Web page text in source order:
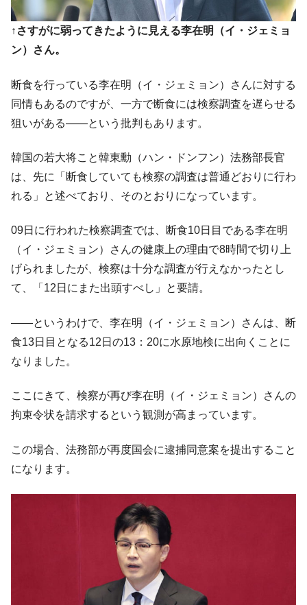
『Money1』
【韓国の外貨準備】2026年07月は4,279億ド
ル。外平債の発行「19.4億ドル」
『Money1』
『Money1』
韓国･李在明さっそく不動産対策で浅薄な発
言。
『Money1』
韓国は「中国と同じく」投資に不適格な国
『韓国銀行』が「金の保有量を増やしま
す」⇒「金を経由するドル入手」手段ではないのか？
『Money1』
韓国･外為取引量「1日当たり1,214.4億ド
『Money1』
韓国･帰ってきた李在明。李在明を支持しな
い「50.5％」に上昇
『Money1』
韓国大統領府ボンクラ政策室長が告発され
た ⇒ 国家が行った恐るべき株価操作であり、空前の国政壟
動」
『Money1』
韓国製造業「半導体絶好調」のウラで他業
種は全般的「不調」⇒ PSIが示す現況は決して良くない。
『Money1』
【米韓激突案件】韓国消費者院が『クーパ
ン』1人当たり賠償10万ウォンを認定 ⇒ 総額3兆7,000億
韓国型イージス搭載の次世代駆逐艦
「KDDX」1番艦、2032年竣工と公示
【対日本円】ウォン安が急進！ 日米の協調
に韓国がいっちょがみしたのでは。
韓国政府『BYD』車への補助金を全廃 ⇒ 実
は韓国で『BYD』車は売れている。6カ月で対前年同期比
↑さすがに弱ってきたように見える李在明（イ・ジェミョ
ン）さん。
断食を行っている李在明（イ・ジェミョン）さんに対する
同情もあるのですが、一方で断食には検察調査を遅らせる
狙いがある――という批判もあります。
韓国の若大将こと韓東勳（ハン・ドンフン）法務部長官
は、先に「断食していても検察の調査は普通どおりに行わ
れる」と述べており、そのとおりになっています。
09日に行われた検察調査では、断食10日目である李在明
（イ・ジェミョン）さんの健康上の理由で8時間で切り上
げられましたが、検察は十分な調査が行えなかったとし
て、「12日にまた出頭すべし」と要請。
――というわけで、李在明（イ・ジェミョン）さんは、断
食13日目となる12日の13：20に水原地検に出向くことに
なりました。
ここにきて、検察が再び李在明（イ・ジェミョン）さんの
拘束令状を請求するという観測が高まっています。
この場合、法務部が再度国会に逮捕同意案を提出すること
になります。